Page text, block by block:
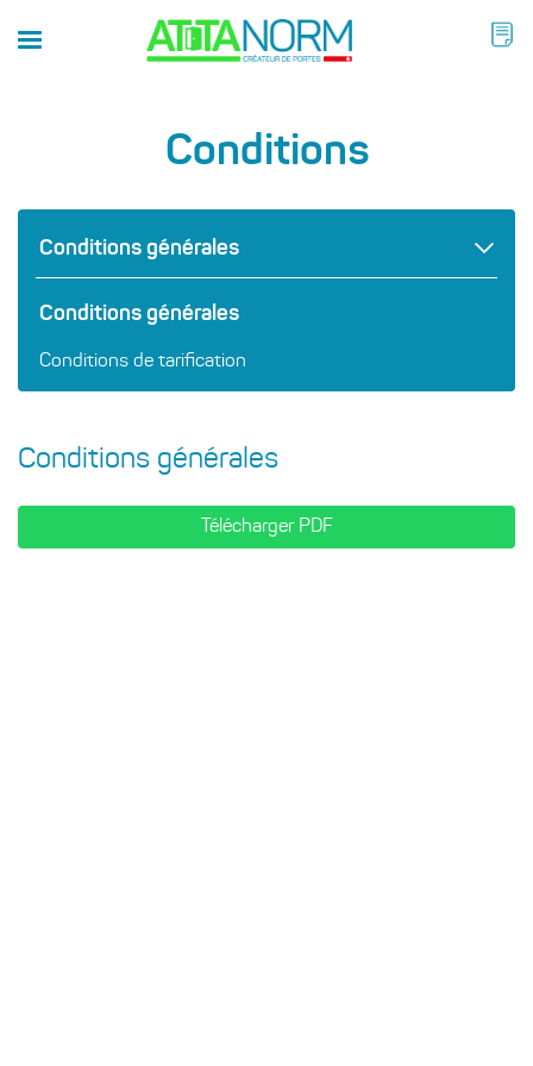
Conditions
Conditions générales
Conditions générales
Conditions de tarification
Conditions générales
Télécharger PDF